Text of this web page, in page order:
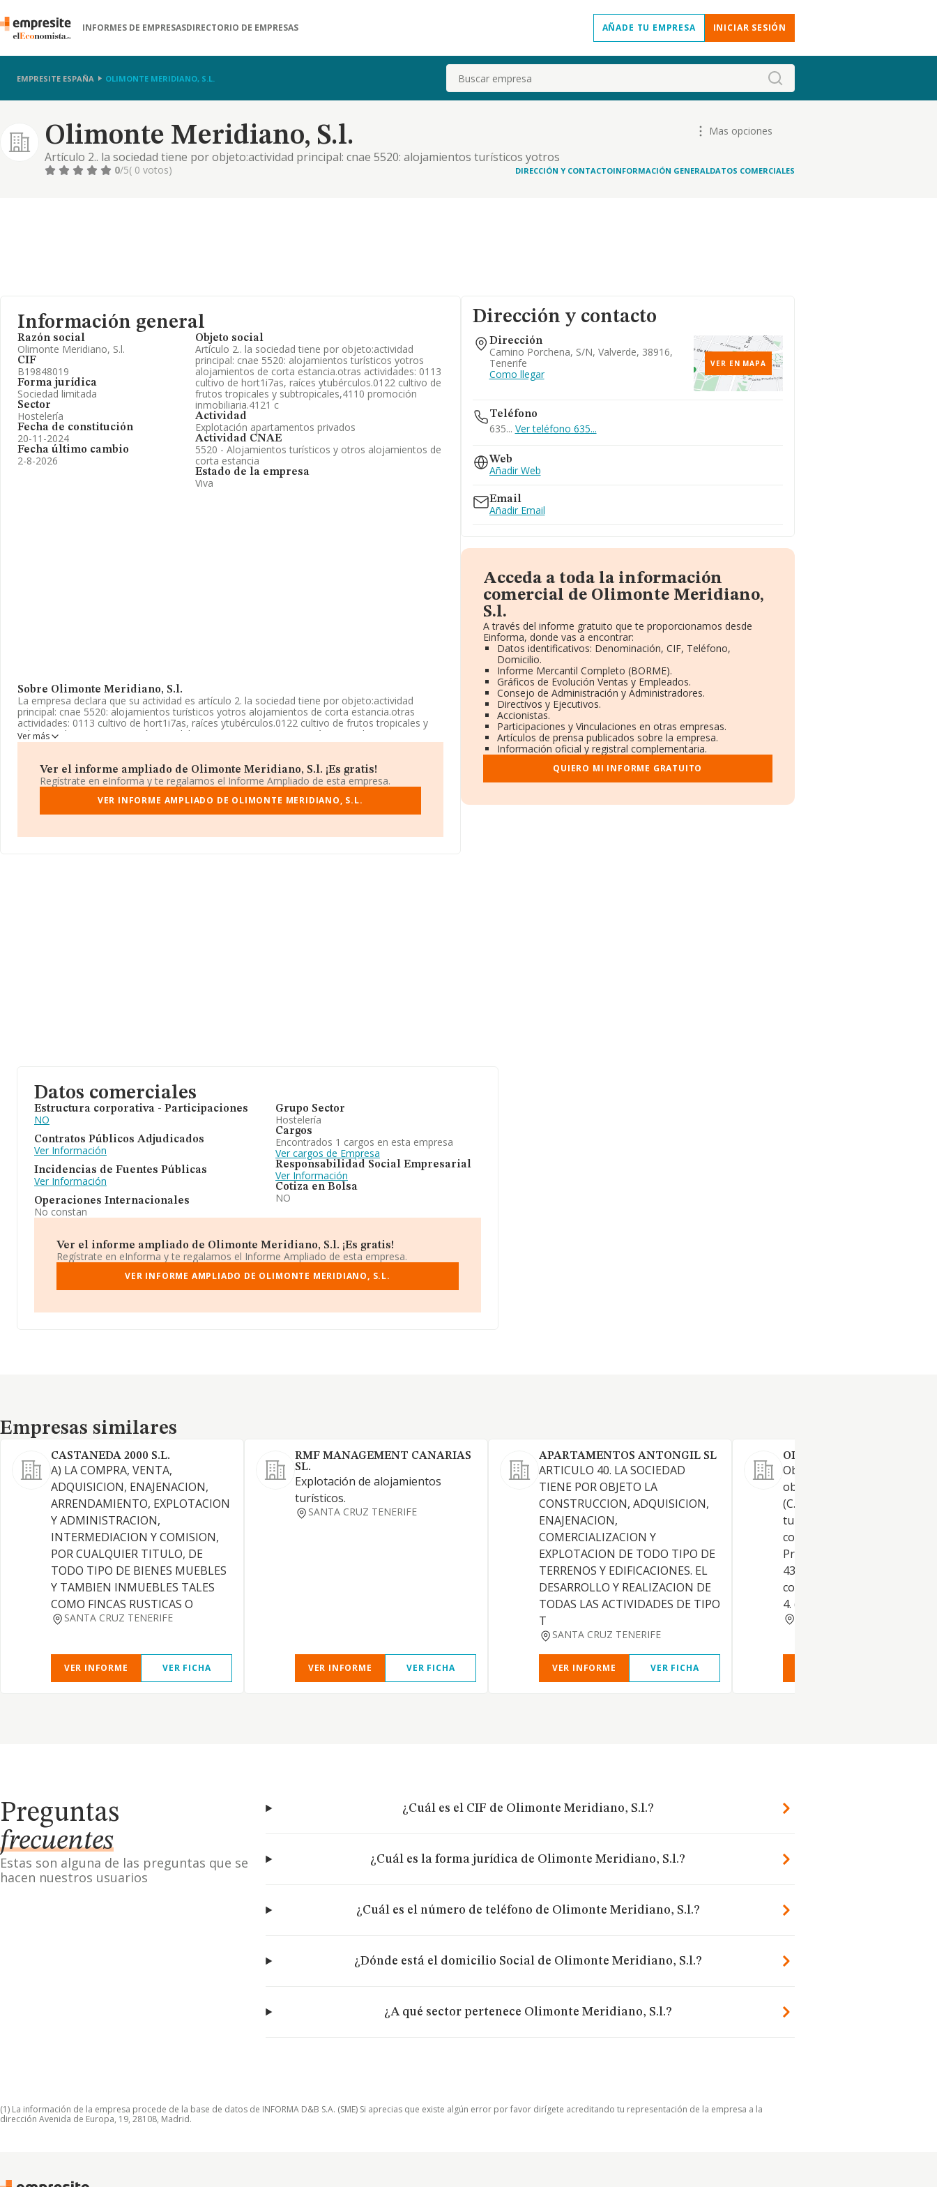
INFORMES DE EMPRESASDIRECTORIO DE EMPRESAS AÑADE TU EMPRESA INICIAR SESIÓN
EMPRESITE ESPAÑA OLIMONTE MERIDIANO, S.L. Buscar
Olimonte Meridiano, S.l.
Artículo 2.. la sociedad tiene por objeto:actividad principal: cnae 5520: alojamientos turísticos yotros
alojamientos de corta estancia.otras actividades: 0113 cultivo de hort1i7as, raíces ytubérculos.0122
Mas opciones
0/5( 0 votos) DIRECCIÓN Y CONTACTOINFORMACIÓN GENERALDATOS COMERCIALES
Información general
Razón social
Olimonte Meridiano, S.l.
CIF
B19848019
Forma jurídica
Sociedad limitada
Sector
Hostelería
Fecha de constitución
20-11-2024
Fecha último cambio
2-8-2026
Objeto social
Artículo 2.. la sociedad tiene por objeto:actividad
principal: cnae 5520: alojamientos turísticos yotros
alojamientos de corta estancia.otras actividades: 0113
cultivo de hort1i7as, raíces ytubérculos.0122 cultivo de
frutos tropicales y subtropicales,4110 promoción
inmobiliaria.4121 c
Actividad
Explotación apartamentos privados
Actividad CNAE
5520 - Alojamientos turísticos y otros alojamientos de
corta estancia
Estado de la empresa
Viva
Sobre Olimonte Meridiano, S.l.
La empresa declara que su actividad es artículo 2. la sociedad tiene por objeto:actividad
principal: cnae 5520: alojamientos turísticos yotros alojamientos de corta estancia.otras
actividades: 0113 cultivo de hort1i7as, raíces ytubérculos.0122 cultivo de frutos tropicales y
subtropicales,4110 promoción inmobiliaria.4121 c. La empresa está registrada como
Sociedad Limitada. Clasifica su actividad CNAE como 'Alojamientos turísticos y otros
exteriores.
La empresaOlimonte Meridiano, S.L, B19848019, está situada en Camino Porchena El
Aserrador núm. S/N, (38916), en el municipio de Echedo, en Santa Cruz De Tenerife, Islas
Canarias.
En relación con el sector y disponiendo de los datos de hasta 15.006 empresas, la facturación
Ver más
Ver el informe ampliado de Olimonte Meridiano, S.l. ¡Es gratis!
Regístrate en eInforma y te regalamos el Informe Ampliado de esta empresa.
VER INFORME AMPLIADO DE OLIMONTE MERIDIANO, S.L.
Dirección y contacto
Dirección
Camino Porchena, S/n, Valverde, 38916,
Tenerife
Como llegar
VER EN MAPA
Teléfono
635... Ver teléfono 635...
Web
Añadir Web
Email
Añadir Email
Acceda a toda la información
comercial de Olimonte Meridiano,
S.l.
A través del informe gratuito que te proporcionamos desde
Einforma, donde vas a encontrar:
Datos identificativos: Denominación, CIF, Teléfono,
Domicilio.
Informe Mercantil Completo (BORME).
Gráficos de Evolución Ventas y Empleados.
Consejo de Administración y Administradores.
Directivos y Ejecutivos.
Accionistas.
Participaciones y Vinculaciones en otras empresas.
Artículos de prensa publicados sobre la empresa.
Información oficial y registral complementaria.
QUIERO MI INFORME GRATUITO
Datos comerciales
Estructura corporativa - Participaciones
NO
Contratos Públicos Adjudicados
Ver Información
Incidencias de Fuentes Públicas
Ver Información
Operaciones Internacionales
No constan
Grupo Sector
Hostelería
Cargos
Encontrados 1 cargos en esta empresa
Ver cargos de Empresa
Responsabilidad Social Empresarial
Ver Información
Cotiza en Bolsa
NO
Ver el informe ampliado de Olimonte Meridiano, S.l. ¡Es gratis!
Regístrate en eInforma y te regalamos el Informe Ampliado de esta empresa.
VER INFORME AMPLIADO DE OLIMONTE MERIDIANO, S.L.
Empresas similares
Empresas similares
CASTANEDA 2000 S.L.
A) LA COMPRA, VENTA,
ADQUISICION, ENAJENACION,
ARRENDAMIENTO, EXPLOTACION
Y ADMINISTRACION,
INTERMEDIACION Y COMISION,
POR CUALQUIER TITULO, DE
TODO TIPO DE BIENES MUEBLES
Y TAMBIEN INMUEBLES TALES
COMO FINCAS RUSTICAS O
SANTA CRUZ TENERIFE
VER INFORME VER FICHA
RMF MANAGEMENT CANARIAS
SL.
Explotación de alojamientos
turísticos.
SANTA CRUZ TENERIFE
VER INFORME VER FICHA
APARTAMENTOS ANTONGIL SL
ARTICULO 40. LA SOCIEDAD
TIENE POR OBJETO LA
CONSTRUCCION, ADQUISICION,
ENAJENACION,
COMERCIALIZACION Y
EXPLOTACION DE TODO TIPO DE
TERRENOS Y EDIFICACIONES. EL
DESARROLLO Y REALIZACION DE
TODAS LAS ACTIVIDADES DE TIPO
T
SANTA CRUZ TENERIFE
VER INFORME VER FICHA
OIKOS-FLORENCIA SL.
Objeto. La sociedad tiene por
objeto: 1. PRINCIPALMENTE.
(C.N.A.E. 55.20) Alojamientos
turísticos y otros
corta estancia. (C.N.A.E.
Promoción inmobiliaria. 3.
43.99). Otras actividades
construcción especializada
4. (C.N.A.E. 68.20). Alquiler de
Preguntas
frecuentes
Estas son alguna de las preguntas que se
hacen nuestros usuarios
¿Cuál es el CIF de Olimonte Meridiano, S.l.?
¿Cuál es la forma jurídica de Olimonte Meridiano, S.l.?
¿Cuál es el número de teléfono de Olimonte Meridiano, S.l.?
¿Dónde está el domicilio Social de Olimonte Meridiano, S.l.?
¿A qué sector pertenece Olimonte Meridiano, S.l.?
(1) La información de la empresa procede de la base de datos de INFORMA D&B S.A. (SME) Si aprecias que existe algún error por favor dirígete acreditando tu representación de la empresa a la
dirección Avenida de Europa, 19, 28108, Madrid.